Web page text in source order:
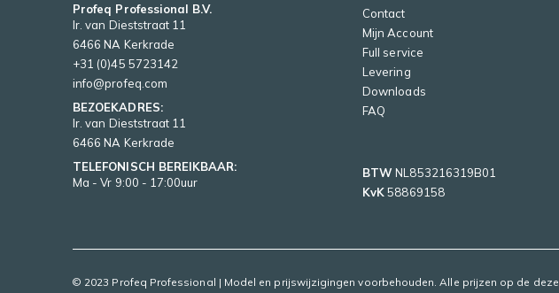
Profeq Professional B.V.
Ir. van Dieststraat 11
6466 NA Kerkrade
+31 (0)45 5723142
info@profeq.com
BEZOEKADRES:
Ir. van Dieststraat 11
6466 NA Kerkrade
TELEFONISCH BEREIKBAAR:
Ma - Vr 9:00 - 17:00uur
Contact
Mijn Account
Full service
Levering
Downloads
FAQ
BTW NL853216319B01
KvK58869158
© 2023 Profeq Professional | Model en prijswijzigingen voorbehouden. Alle prijzen op de